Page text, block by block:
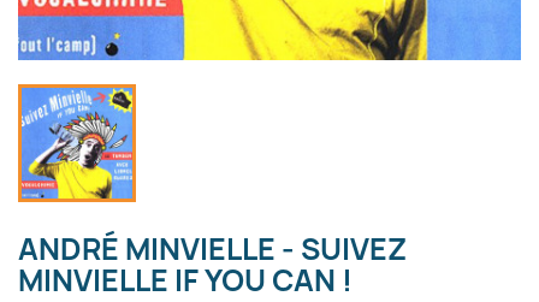
ANDRÉ MINVIELLE - SUIVEZ
MINVIELLE IF YOU CAN !